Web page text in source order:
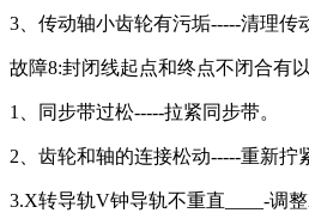
3、传动轴小齿轮有污垢-----清理传
故障8:封闭线起点和终点不闭合有
1、同步带过松-----拉紧同步带。
2、齿轮和轴的连接松动-----重新拧
3.X转导轨V钟导轨不重直____-调